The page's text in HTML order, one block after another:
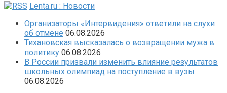
Lenta.ru : Новости
Организаторы «Интервидения» ответили на слухи
об отмене 06.08.2026
Тихановская высказалась о возвращении мужа в
политику 06.08.2026
В России призвали изменить влияние результатов
школьных олимпиад на поступление в вузы
06.08.2026